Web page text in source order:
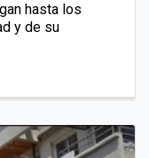
hasta los
y de su